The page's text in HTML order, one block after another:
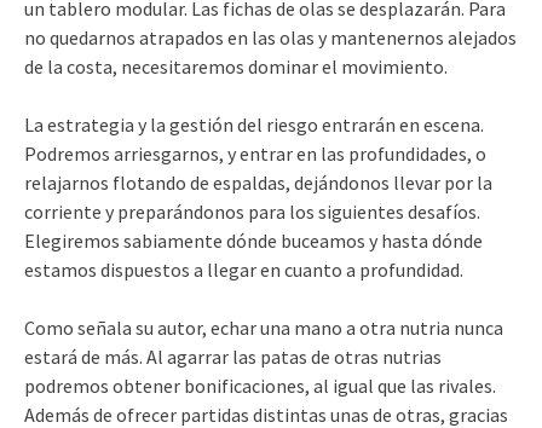
un tablero modular. Las fichas de olas se desplazarán. Para
no quedarnos atrapados en las olas y mantenernos alejados
de la costa, necesitaremos dominar el movimiento.
La estrategia y la gestión del riesgo entrarán en escena.
Podremos arriesgarnos, y entrar en las profundidades, o
relajarnos flotando de espaldas, dejándonos llevar por la
corriente y preparándonos para los siguientes desafíos.
Elegiremos sabiamente dónde buceamos y hasta dónde
estamos dispuestos a llegar en cuanto a profundidad.
Como señala su autor, echar una mano a otra nutria nunca
estará de más. Al agarrar las patas de otras nutrias
podremos obtener bonificaciones, al igual que las rivales.
Además de ofrecer partidas distintas unas de otras, gracias